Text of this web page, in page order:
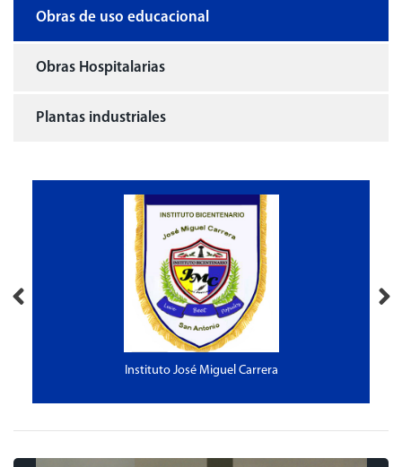
Obras de uso educacional
Obras Hospitalarias
Plantas industriales
Instituto José Miguel Carrera